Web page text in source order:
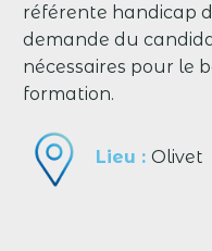
référente handicap
demande du
nécessaires pour le
formation.
Lieu : Olivet